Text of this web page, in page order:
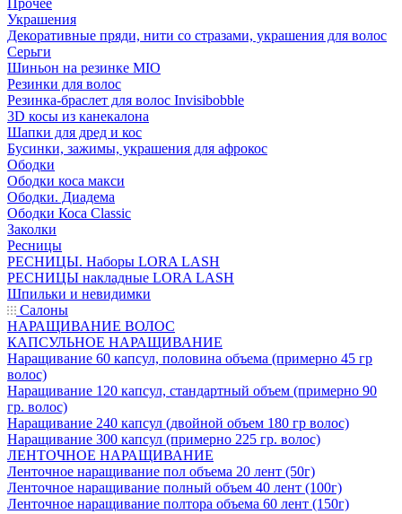
Прочее
Украшения
Декоративные пряди, нити со стразами, украшения для волос
Серьги
Шиньон на резинке MIO
Резинки для волос
Резинка-браслет для волос Invisibobble
3D косы из канекалона
Шапки для дред и кос
Бусинки, зажимы, украшения для афрокос
Ободки
Ободки коса макси
Ободки. Диадема
Ободки Коса Classic
Заколки
Ресницы
РЕСНИЦЫ. Наборы LORA LASH
РЕСНИЦЫ накладные LORA LASH
Шпильки и невидимки
Салоны
НАРАЩИВАНИЕ ВОЛОС
КАПСУЛЬНОЕ НАРАЩИВАНИЕ
Наращивание 60 капсул, половина объема (примерно 45 гр
волос)
Наращивание 120 капсул, стандартный объем (примерно 90
гр. волос)
Наращивание 240 капсул (двойной объем 180 гр волос)
Наращивание 300 капсул (примерно 225 гр. волос)
ЛЕНТОЧНОЕ НАРАЩИВАНИЕ
Ленточное наращивание пол объема 20 лент (50г)
Ленточное наращивание полный объем 40 лент (100г)
Ленточное наращивание полтора объема 60 лент (150г)